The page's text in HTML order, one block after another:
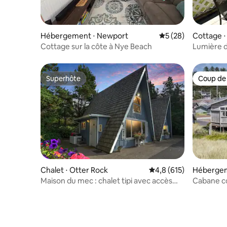
Hébergement ⋅ Newport Évaluation
5 (28)
Cottage sur la côte à Nye Beach
Cottage
Lumière
Superhôte
Superhôte
Chalet ⋅ Otter Rock Évaluation moyenne
4,8 (615)
Maison du mec : chalet tipi avec accès
Coup
Coup
Cabane